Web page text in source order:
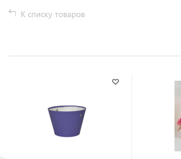
К списку товаров